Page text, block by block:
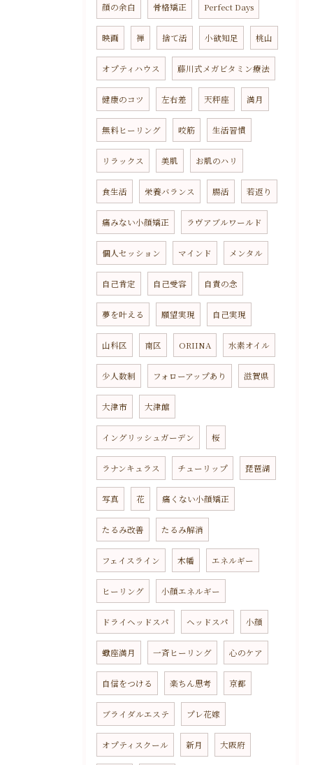
顔の余白 骨格矯正 Perfect Days
映画 禅 捨て活 小欲知足 桃山
オプティハウス 藤川式メガビタミン療法
健康のコツ 左右差 天秤座 満月
無料ヒーリング 咬筋 生活習慣
リラックス 美肌 お肌のハリ
食生活 栄養バランス 腸活 若返り
痛みない小顔矯正 ラヴアブルワールド
個人セッション マインド メンタル
自己肯定 自己受容 自責の念
夢を叶える 願望実現 自己実現
山科区 南区 ORIINA 水素オイル
少人数制 フォローアップあり 滋賀県
大津市 大津館
イングリッシュガーデン 桜
ラナンキュラス チューリップ 琵琶湖
写真 花 痛くない小顔矯正
たるみ改善 たるみ解消
フェイスライン 木幡 エネルギー
ヒーリング 小顔エネルギー
ドライヘッドスパ ヘッドスパ 小顔
蠍座満月 一斉ヒーリング 心のケア
自信をつける 楽ちん思考 京都
ブライダルエステ プレ花嫁
オプティスクール 新月 大阪府